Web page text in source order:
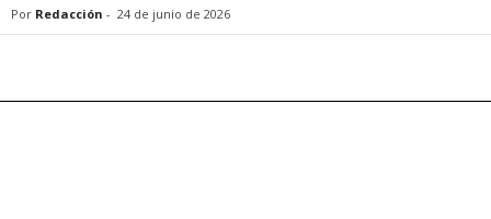
Por Redacción - 24 de junio de 2026